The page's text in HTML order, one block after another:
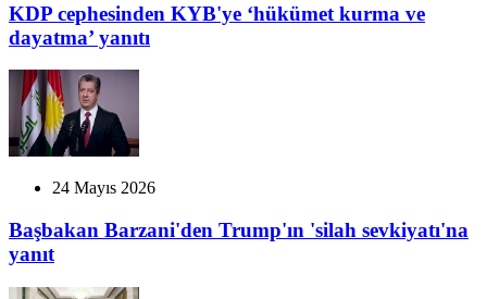
KDP cephesinden KYB'ye ‘hükümet kurma ve
dayatma’ yanıtı
24 Mayıs 2026
Başbakan Barzani'den Trump'ın 'silah sevkiyatı'na
yanıt